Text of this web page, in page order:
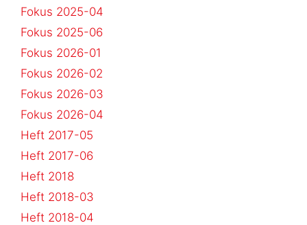
Fokus 2025-04
Fokus 2025-06
Fokus 2026-01
Fokus 2026-02
Fokus 2026-03
Fokus 2026-04
Heft 2017-05
Heft 2017-06
Heft 2018
Heft 2018-03
Heft 2018-04